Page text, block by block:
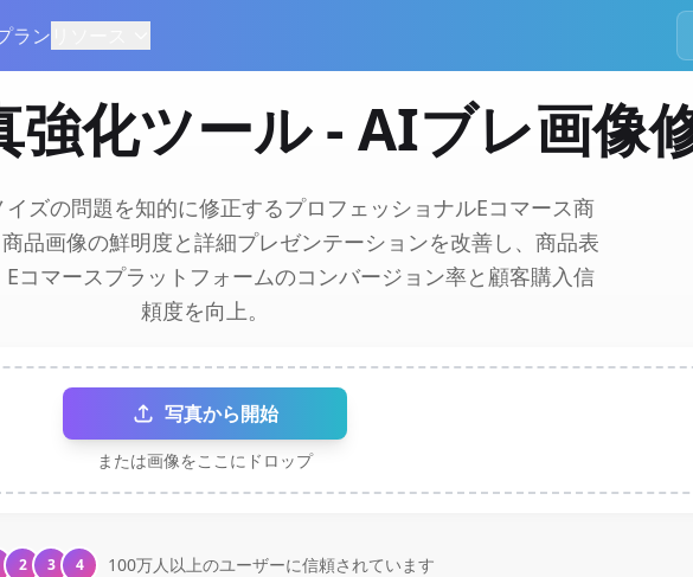
ラン
強化ツール - AIブレ画像
ズの問題を知的に修正するプロフェッショナルEコマース商
品画像の鮮明度と詳細プレゼンテーションを改善し、商品表
コマースプラットフォームのコンバージョン率と顧客購入信
頼度を向上。
写真から開始
または画像をここにドロップ
2 3 4 100万人以上のユーザーに信頼されています